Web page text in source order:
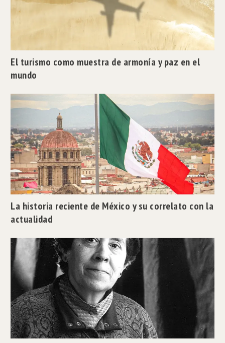
El turismo como muestra de armonía y paz en el
mundo
La historia reciente de México y su correlato con la
actualidad